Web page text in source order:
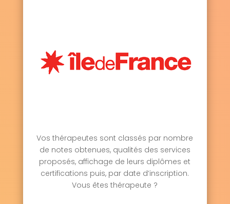
Vos thérapeutes sont classés par nombre
de notes obtenues, qualités des services
proposés, affichage de leurs diplômes et
certifications puis, par date d’inscription.
Vous êtes thérapeute ?